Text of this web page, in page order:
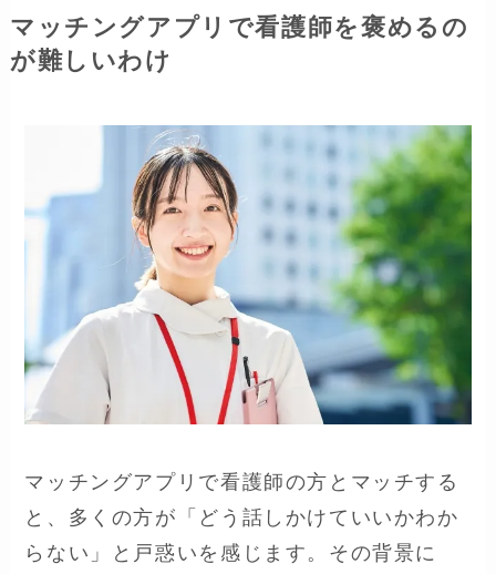
マッチングアプリで看護師を褒めるの
が難しいわけ
マッチングアプリで看護師の方とマッチする
と、多くの方が「どう話しかけていいかわか
らない」と戸惑いを感じます。その背景に